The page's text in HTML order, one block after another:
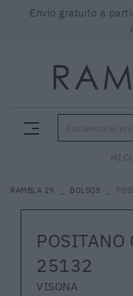
Envío gratuito a
Encuentra el
MI
RAMBLA 29 BOLSOS
POSITANO
25132
VISONA